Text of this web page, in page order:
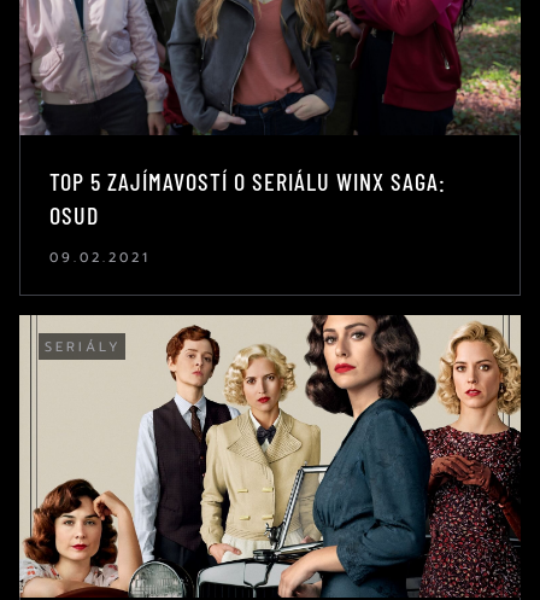
TOP 5 ZAJÍMAVOSTÍ O SERIÁLU WINX SAGA:
OSUD
09.02.2021
SERIÁLY